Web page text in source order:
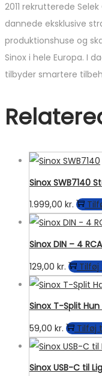
2011 rekrutterede
dannede eksklusive
produktionshuse og
Sinox i hele Europa. I
tilbyder smartere
Sinox SWB7140
1.999,00 kr.
Sinox DIN – 4
129,00 kr. Tilføj
Sinox T-Split
59,00 kr. Tilføj
Sinox USB-C til